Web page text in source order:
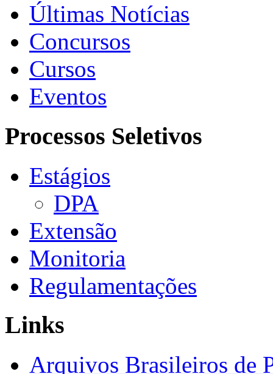
Últimas Notícias
Concursos
Cursos
Eventos
Processos Seletivos
Estágios
DPA
Extensão
Monitoria
Regulamentações
Links
Arquivos Brasileiros de